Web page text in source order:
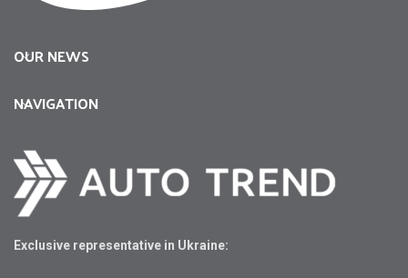
OUR NEWS
NAVIGATION
Exclusive representative in Ukraine: